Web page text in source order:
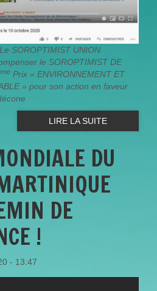
. Le SOROPTIMIST UNION
le SOROPTIMIST DE
Prix « ENVIRONNEMENT ET
» pour son action en faveur
LIRE LA SUITE
DU
DE
!
- 13:47